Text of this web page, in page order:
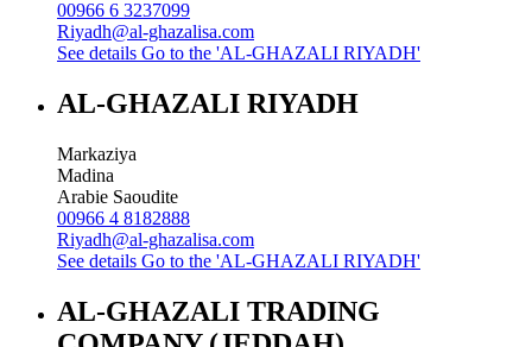
00966 6 3237099
Riyadh@al-ghazalisa.com
See details Go to the 'AL-GHAZALI RIYADH'
AL-GHAZALI RIYADH
Markaziya
Madina
Arabie Saoudite
00966 4 8182888
Riyadh@al-ghazalisa.com
See details Go to the 'AL-GHAZALI RIYADH'
AL-GHAZALI TRADING